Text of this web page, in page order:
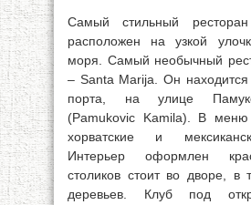
Самый стильный
расположен на узкой
моря. Самый необычный
– Santa Marija. Он
порта, на улице
(Pamukovic Kamila). В меню
хорватские и
Интерьер оформлен
столиков стоит во дворе, в
деревьев. Клуб под